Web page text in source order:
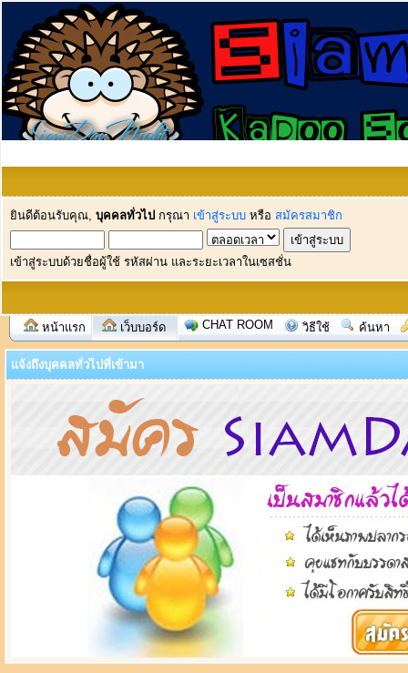
ยินดีต้อนรับคุณ, บุคคลทั่วไป กรุณา เข้าสู่ระบบ หรือ สมัครสมาชิก
เข้าสู่ระบบด้วยชื่อผู้ใช้ รหัสผ่าน และระยะเวลาในเซสชั่น
หน้าแรก เว็บบอร์ด CHAT ROOM วิธีใช้ ค้นหา
แจ้งถึงบุคคลทั่วไปที่เข้ามา